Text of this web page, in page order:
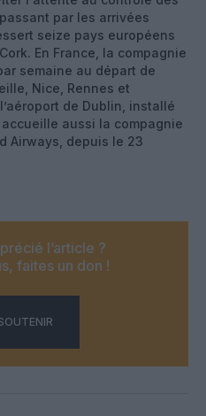
par les arrivées
seize pays européens
En France, la compagnie
semaine au départ de
Nice, Rennes et
de Dublin, installé
aussi la compagnie
Airways, depuis le 23
l’article ?
faites un don !